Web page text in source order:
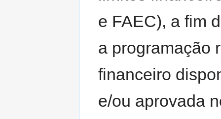
e FAEC), a fim
a programação
financeiro
e/ou aprovada